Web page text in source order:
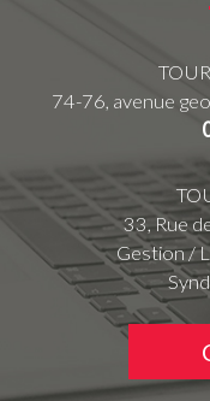
74-76, avenue
33, Rue
Gestion /